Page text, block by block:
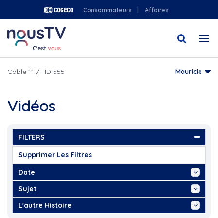
au
contenu
principal
Consommateurs Affaires
Câble 11 / HD 555 Mauricie
Vidéos
FILTERS
Supprimer Les Filtres
Date
Aujourd'hui
Cette Semaine
Ce Mois
Sujet
"Amélie St-Yves,...
"Andy Bast, Chanson via...
L'autre Histoire